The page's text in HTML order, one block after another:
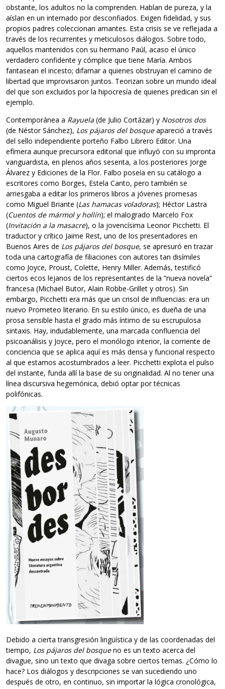
obstante, los adultos no la comprenden. Hablan de pureza, y la
aíslan en un internado por desconfiados. Exigen fidelidad, y sus
propios padres coleccionan amantes. Esta crisis se ve reflejada a
través de los recurrentes y meticulosos diálogos. Sobre todo,
aquellos mantenidos con su hermano Paúl, acaso el único
verdadero confidente y cómplice que tiene María. Ambos
fantasean el incesto; difamar a quienes obstruyan el camino de
libertad que improvisaron juntos. Teorizan sobre un mundo ideal
del que son excluidos por la hipocresía de quienes predican sin el
ejemplo.
Contemporánea a Rayuela (de Julio Cortázar) y Nosotros dos
(de Néstor Sánchez), Los pájaros del bosqueapareció a través
del sello independiente porteño Falbo Librero Editor. Una
efímera aunque precursora editorial que influyó con su impronta
vanguardista, en plenos años sesenta, a los posteriores Jorge
Álvarez y Ediciones de la Flor. Falbo poseía en su catálogo a
escritores como Borges, Estela Canto, pero también se
arriesgaba a editar los primeros libros a jóvenes promesas
como Miguel Briante (Las hamacas voladoras); Héctor Lastra
(Cuentos de mármol y hollín); el malogrado Marcelo Fox
(Invitación a la masacre), o la jovencísima Leonor Picchetti. El
traductor y crítico Jaime Rest, uno de los presentadores en
Buenos Aires de Los pájaros del bosque, se apresuró en trazar
toda una cartografía de filiaciones con autores tan disímiles
como Joyce, Proust, Colette, Henry Miller. Además, testificó
ciertos ecos lejanos de los representantes de la “nueva novela”
francesa (Michael Butor, Alain Robbe-Grillet y otros). Sin
embargo, Picchetti era más que un crisol de influencias: era un
nuevo Prometeo literario. En su estilo único, es dueña de una
prosa sensible hasta el grado más íntimo de su escrupulosa
sintaxis. Hay, indudablemente, una marcada confluencia del
psicoanálisis y Joyce, pero el monólogo interior, la corriente de
conciencia que se aplica aquí es más densa y funcional respecto
al que estamos acostumbrados a leer. Picchetti explota el pulso
del instante, funda allí la base de su originalidad. Al no tener una
línea discursiva hegemónica, debió optar por técnicas
polifónicas.
Debido a cierta transgresión lingüística y de las coordenadas del
tiempo, Los pájaros del bosqueno es un texto acerca del
divague, sino un texto que divaga sobre ciertos temas. ¿Cómo lo
hace? Los diálogos y descripciones se van sucediendo uno
después de otro, en continuo, sin importar la lógica cronológica,